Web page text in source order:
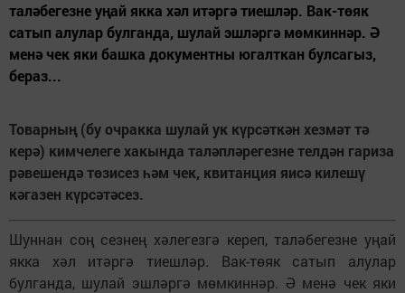
таләбегезне уңай якка хәл итәргә тиешләр. Вак-төяк
сатып алулар булганда, шулай эшләргә мөмкиннәр. Ә
менә чек яки башка документны югалткан булсагыз,
бераз...
Товарның (бу очракка шулай ук күрсәткән хезмәт тә
керә) кимчелеге хакында таләпләрегезне телдән гариза
рәвешендә төзисез һәм чек, квитанция яисә килешү
кәгазен күрсәтәсез.
Шуннан соң сезнең хәлегезгә кереп, таләбегезне уңай
якка хәл итәргә тиешләр. Вак-төяк сатып алулар
булганда, шулай эшләргә мөмкиннәр. Ә менә чек яки